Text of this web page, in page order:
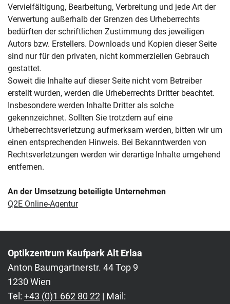
Vervielfältigung, Bearbeitung, Verbreitung und jede Art der
Verwertung außerhalb der Grenzen des Urheberrechts
bedürften der schriftlichen Zustimmung des jeweiligen
Autors bzw. Erstellers. Downloads und Kopien dieser Seite
sind nur für den privaten, nicht kommerziellen Gebrauch
gestattet.
Soweit die Inhalte auf dieser Seite nicht vom Betreiber
erstellt wurden, werden die Urheberrechts Dritter beachtet.
Insbesondere werden Inhalte Dritter als solche
gekennzeichnet. Sollten Sie trotzdem auf eine
Urheberrechtsverletzung aufmerksam werden, bitten wir um
einen entsprechenden Hinweis. Bei Bekanntwerden von
Rechtsverletzungen werden wir derartige Inhalte umgehend
entfernen.
An der Umsetzung beteiligte Unternehmen
Q2E Online-Agentur
Optikzentrum Kaufpark Alt Erlaa
Anton Baumgartnerstr. 44 Top 9
1230 Wien
Tel: +43 (0)1 662 80 22 | Mail: